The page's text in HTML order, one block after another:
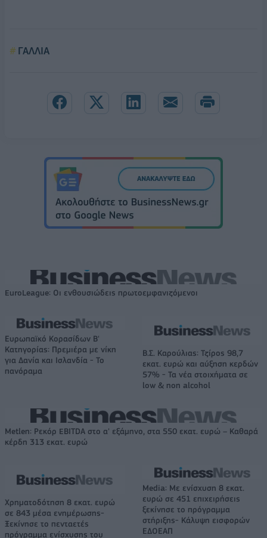
ΓΑΛΛΙΑ
EuroLeague: Οι ενθουσιώδεις πρωτοεμφανιζόμενοι
Ευρωπαϊκό Κορασίδων Β'
Κατηγορίας: Πρεμιέρα με νίκη
για Δανία και Ισλανδία - Το
πανόραμα
Β.Σ. Καρούλιας: Τζίρος 98,7
εκατ. ευρώ και αύξηση κερδών
57% - Τα νέα στοιχήματα σε
low & non alcohol
Metlen: Ρεκόρ EBITDA στο α' εξάμηνο, στα 550 εκατ. ευρώ – Καθαρά
κέρδη 313 εκατ. ευρώ
Χρηματοδότηση 8 εκατ. ευρώ
σε 843 μέσα ενημέρωσης-
Ξεκίνησε το πενταετές
πρόγραμμα ενίσχυσης του
Media: Με ενίσχυση 8 εκατ.
ευρώ σε 451 επιχειρήσεις
ξεκίνησε το πρόγραμμα
στήριξης- Κάλυψη εισφορών
ΕΔΟΕΑΠ